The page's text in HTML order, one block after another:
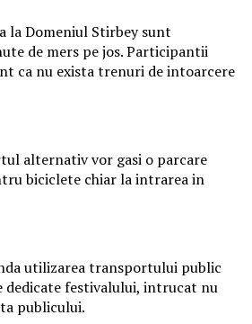
la Domeniul Stirbey sunt
de mers pe jos. Participantii
ca nu exista trenuri de intoarcere
alternativ vor gasi o parcare
biciclete chiar la intrarea in
utilizarea transportului public
dedicate festivalului, intrucat nu
publicului.